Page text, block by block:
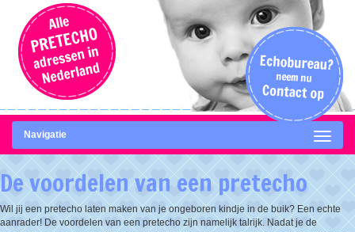
Navigatie
De voordelen van een pretecho
Wil jij een pretecho laten maken van je ongeboren kindje in de buik? Een echte
aanrader! De voordelen van een pretecho zijn namelijk talrijk. Nadat je de